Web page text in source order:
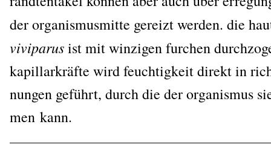
der orga­nis­mus­mit­te gereizt wer­den. die
vivipa­rusist mit win­zi­gen fur­chen
kapil­lar­kräf­te wird feuch­tig­keit direkt in
nun­gen geführt, durch die der orga­nis­mus
men kann.